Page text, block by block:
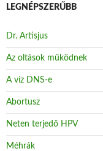
LEGNÉPSZERŰBB
Dr. Artisjus
Az oltások működnek
A víz DNS-e
Abortusz
Neten terjedő HPV
Méhrák